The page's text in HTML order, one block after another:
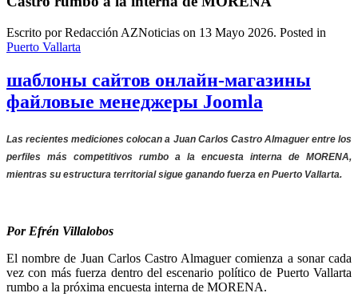
Escrito por Redacción AZNoticias on 13 Mayo 2026. Posted in
Puerto Vallarta
шаблоны сайтов онлайн-магазины
файловые менеджеры Joomla
Las recientes mediciones colocan a Juan Carlos Castro Almaguer entre los
perfiles más competitivos rumbo a la encuesta interna de MORENA,
mientras su estructura territorial sigue ganando fuerza en Puerto Vallarta.
Por Efrén Villalobos
El nombre de Juan Carlos Castro Almaguercomienza a sonar cada
vez con más fuerza dentro del escenario político de Puerto Vallarta
rumbo a la próxima encuesta interna de MORENA.